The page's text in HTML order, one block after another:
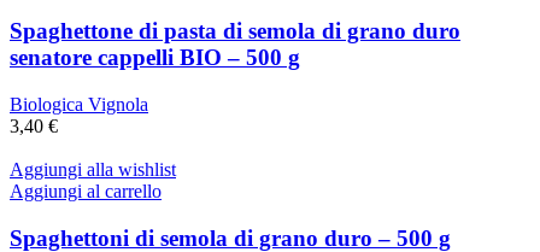
Spaghettone di pasta di semola di grano duro
senatore cappelli BIO – 500 g
Biologica Vignola
3,40 €
Aggiungi alla wishlist
Aggiungi al carrello
Spaghettoni di semola di grano duro – 500 g